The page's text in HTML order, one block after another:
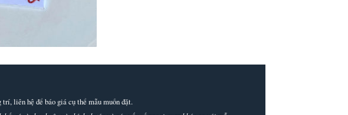
liên hệ để báo giá cụ thể mẫu muốn đặt.